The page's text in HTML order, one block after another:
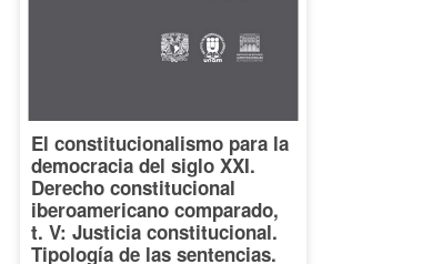
El constitucionalismo para la
democracia del siglo XXI.
Derecho constitucional
iberoamericano comparado,
t. V: Justicia constitucional.
Tipología de las sentencias.